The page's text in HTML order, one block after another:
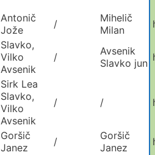
Antonič
Jože
/
Mihelič
Milan
Slavko,
Vilko
Avsenik
/
Avsenik
Slavko jun
Sirk Lea
Slavko,
Vilko
Avsenik
/ /
Goršič
Janez
/
Goršič
Janez